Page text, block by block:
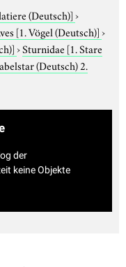
(Deutsch)]›
[1. Vögel (Deutsch)]›
›Sturnidae [1. Stare
(Deutsch) 2.
der
keine Objekte